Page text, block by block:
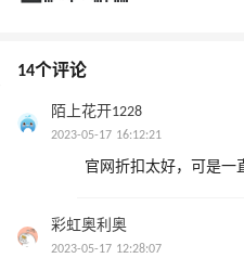
14个评论
陌上花开1228
2023-05-17 16:12:21
官网折扣太好，可是一
彩虹奥利奥
2023-05-17 12:28:07